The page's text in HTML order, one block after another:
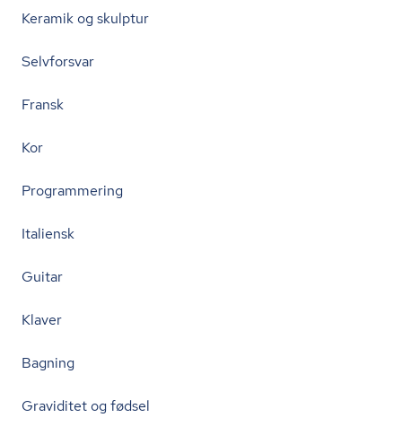
Keramik og skulptur
Selvforsvar
Fransk
Kor
Programmering
Italiensk
Guitar
Klaver
Bagning
Graviditet og fødsel